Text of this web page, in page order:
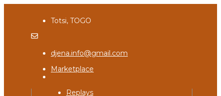
Totsi, TOGO
djena.info@gmail.com
Marketplace
Replays